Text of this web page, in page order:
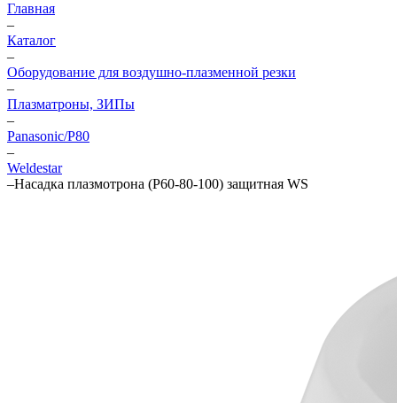
Главная
–
Каталог
–
Оборудование для воздушно-плазменной резки
–
Плазматроны, ЗИПы
–
Panasonic/P80
–
Weldestar
–Насадка плазмотрона (P60-80-100) защитная WS